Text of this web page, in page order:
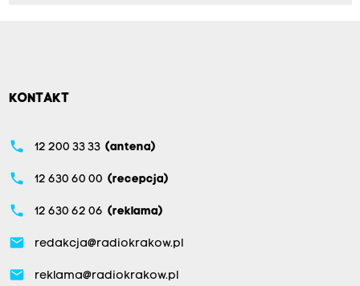
KONTAKT
phone 12 200 33 33 (antena)
phone 12 630 60 00 (recepcja)
phone 12 630 62 06 (reklama)
email redakcja@radiokrakow.pl
email reklama@radiokrakow.pl